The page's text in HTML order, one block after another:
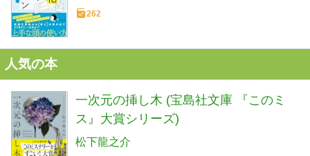
262
人気の本
一次元の挿し木 (宝島社文庫 『このミ
ス』大賞シリーズ)
松下龍之介